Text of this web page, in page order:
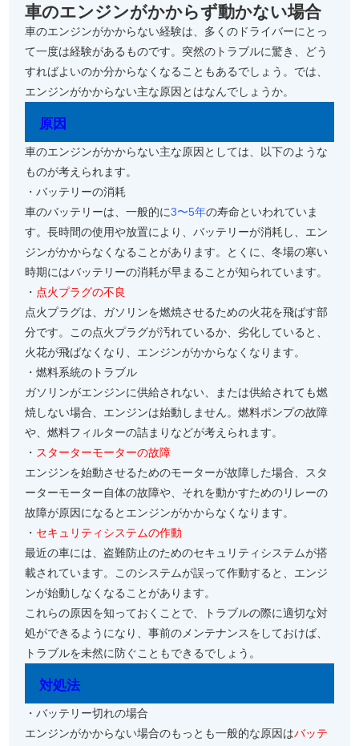
車のエンジンがかからず動かない場合
車のエンジンがかからない経験は、多くのドライバーにとっ
て一度は経験があるものです。突然のトラブルに驚き、どう
すればよいのか分からなくなることもあるでしょう。では、
エンジンがかからない主な原因とはなんでしょうか。
原因
車のエンジンがかからない主な原因としては、以下のような
ものが考えられます。
・バッテリーの消耗
車のバッテリーは、一般的に3〜5年の寿命といわれていま
す。長時間の使用や放置により、バッテリーが消耗し、エン
ジンがかからなくなることがあります。とくに、冬場の寒い
時期にはバッテリーの消耗が早まることが知られています。
・ 点火プラグの不良
点火プラグは、ガソリンを燃焼させるための火花を飛ばす部
分です。この点火プラグが汚れているか、劣化していると、
火花が飛ばなくなり、エンジンがかからなくなります。
・燃料系統のトラブル
ガソリンがエンジンに供給されない、または供給されても燃
焼しない場合、エンジンは始動しません。燃料ポンプの故障
や、燃料フィルターの詰まりなどが考えられます。
・ スターターモーターの故障
エンジンを始動させるためのモーターが故障した場合、スタ
ーターモーター自体の故障や、それを動かすためのリレーの
故障が原因になるとエンジンがかからなくなります。
・ セキュリティシステムの作動
最近の車には、盗難防止のためのセキュリティシステムが搭
載されています。このシステムが誤って作動すると、エンジ
ンが始動しなくなることがあります。
これらの原因を知っておくことで、トラブルの際に適切な対
処ができるようになり、事前のメンテナンスをしておけば、
トラブルを未然に防ぐこともできるでしょう。
対処法
・バッテリー切れの場合
エンジンがかからない場合のもっとも一般的な原因はバッテ